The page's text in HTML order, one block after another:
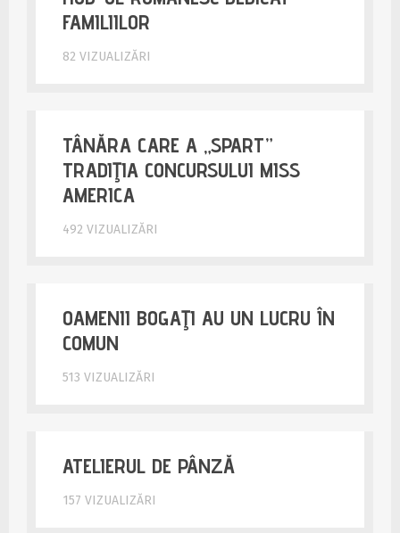
FAMILIILOR
82 VIZUALIZĂRI
TÂNĂRA CARE A „SPART”
TRADIŢIA CONCURSULUI MISS
AMERICA
492 VIZUALIZĂRI
OAMENII BOGAŢI AU UN LUCRU ÎN
COMUN
513 VIZUALIZĂRI
ATELIERUL DE PÂNZĂ
157 VIZUALIZĂRI